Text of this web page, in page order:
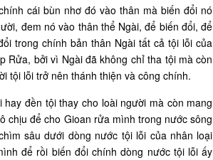
cái bùn nhơ đó vào thân mà biến đổi nó
đem nó vào thân thể Ngài, để biến đổi, để
trong chính bản thân Ngài tất cả tội lỗi của
Rửa, bởi vì Ngài đã không chỉ tha tội mà còn
tội lỗi trở nên thánh thiện và công chính.
đền tội thay cho loài người mà còn mang
chịu để cho Gioan rửa mình trong nước sông
sâu dưới dòng nước tội lỗi của nhân loại
để rồi biến đổi chính dòng nước tội lỗi ấy